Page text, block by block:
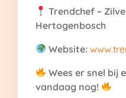
Trendchef –
Hertogenbosch
Website:
Wees er snel bij
vandaag nog!